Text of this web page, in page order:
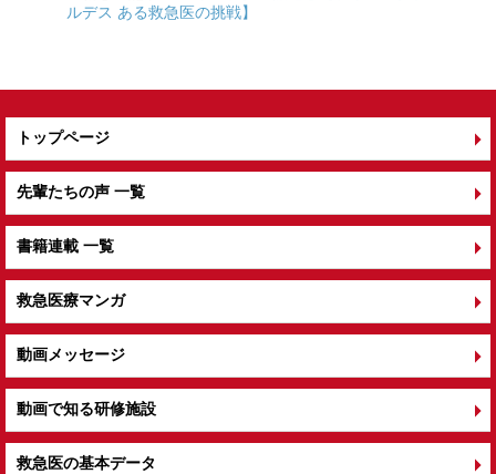
ルデス ある救急医の挑戦】
トップページ
先輩たちの声 一覧
書籍連載 一覧
救急医療マンガ
動画メッセージ
動画で知る研修施設
救急医の基本データ